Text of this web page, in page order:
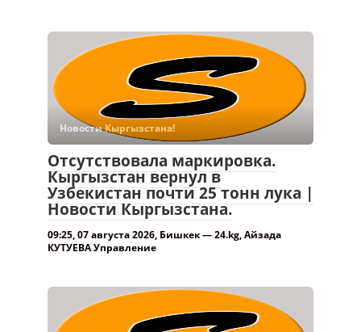
Новости Кыргызстана!
Отсутствовала маркировка.
Кыргызстан вернул в
Узбекистан почти 25 тонн лука |
Новости Кыргызстана.
09:25, 07 августа 2026, Бишкек — 24.kg, Айзада
КУТУЕВА Управление